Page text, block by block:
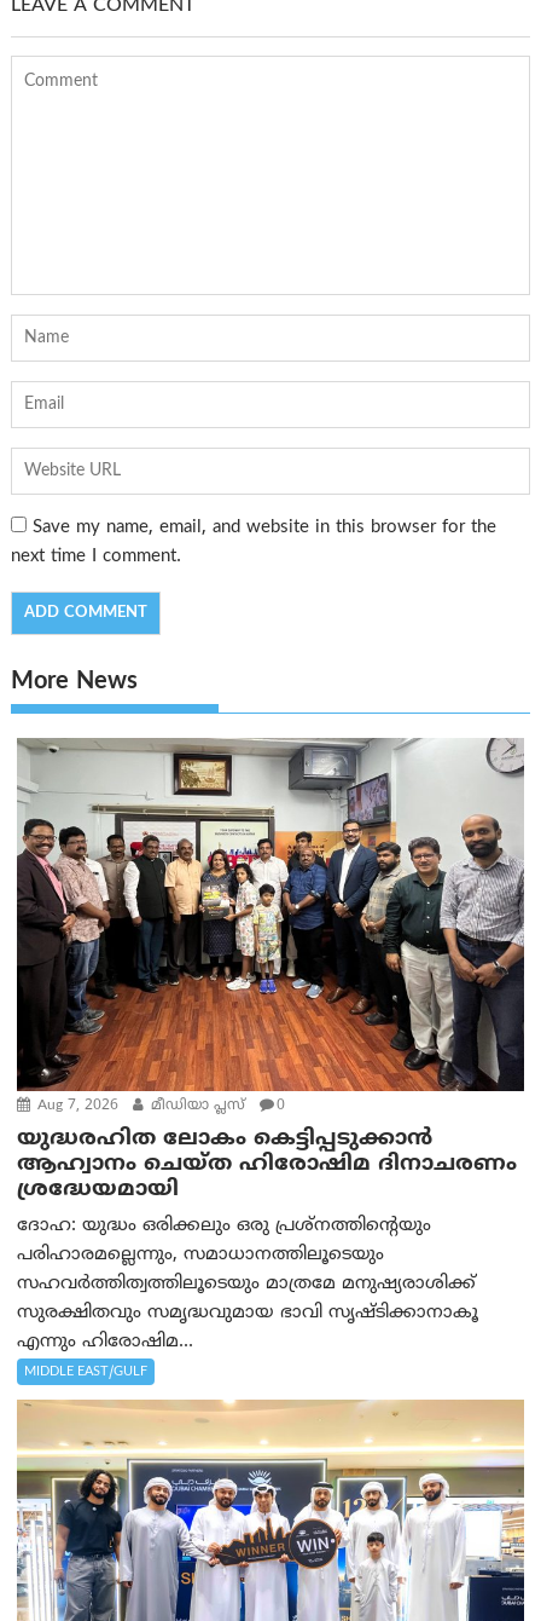
LEAVE A COMMENT
Save my name, email, and website in this browser for the
next time I comment.
More News
Aug 7, 2026 മീഡിയാ പ്ലസ് 0
യുദ്ധരഹിത ലോകം കെട്ടിപ്പടുക്കാന്‍
ആഹ്വാനം ചെയ്ത ഹിരോഷിമ ദിനാചരണം
ശ്രദ്ധേയമായി
ദോഹ: യുദ്ധം ഒരിക്കലും ഒരു പ്രശ്‌നത്തിന്റെയും
പരിഹാരമല്ലെന്നും, സമാധാനത്തിലൂടെയും
സഹവര്‍ത്തിത്വത്തിലൂടെയും മാത്രമേ മനുഷ്യരാശിക്ക്
സുരക്ഷിതവും സമൃദ്ധവുമായ ഭാവി സൃഷ്ടിക്കാനാകൂ
എന്നും ഹിരോഷിമ...
MIDDLE EAST/GULF